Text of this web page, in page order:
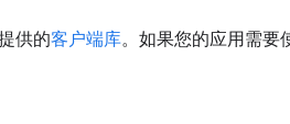
供的客户端库。如果您的应用需要